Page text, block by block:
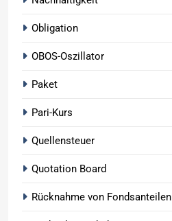
Obligation
OBOS-Oszillator
Paket
Pari-Kurs
Quellensteuer
Quotation Board
Rücknahme von Fondsanteilen